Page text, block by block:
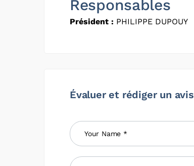
Responsables
Président : PHILIPPE DUPOUY
Évaluer et rédiger un avis